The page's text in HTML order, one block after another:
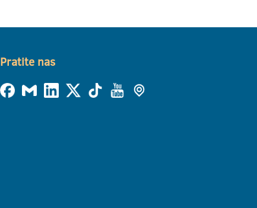
Pratite nas